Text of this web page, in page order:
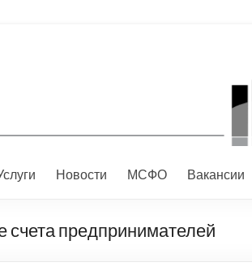
Новости МСФО Вакансии
предпринимателей